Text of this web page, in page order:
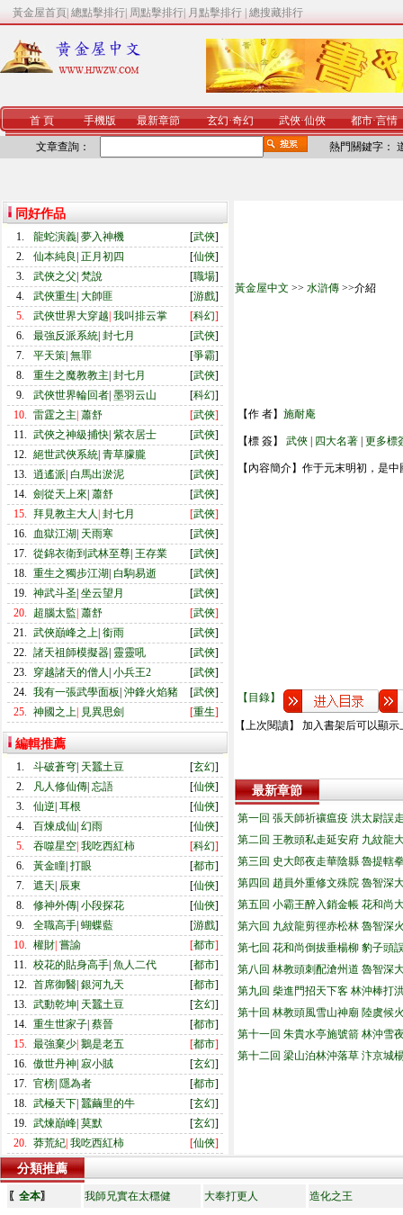
黃金屋首頁 總點擊排行 周點擊排行 月點擊排行 總搜藏排行
首 頁 手機版 最新章節 玄幻·奇幻 武俠·仙俠 都市·言情
文章查詢： 熱門關鍵字：
同好作品
1. 龍蛇演義 夢入神機 [武俠]
2.
仙本純良 正月初四 [仙俠]
3.
武俠之父 梵說 [職場]
4.
武俠重生 大帥匪 [游戲]
5.
武俠世界大穿越 我叫排云掌 [科幻]
6.
最強反派系統 封七月 [武俠]
7.
平天策 無罪 [爭霸]
8.
重生之魔教教主 封七月 [武俠]
9.
武俠世界輪回者 墨羽云山 [科幻]
10. 雷霆之主 蕭舒 [武俠]
11. 武俠之神級捕快 紫衣居士 [武俠]
12. 絕世武俠系統 青草朦朧 [武俠]
13. 逍遙派 白馬出淤泥 [武俠]
14. 劍從天上來 蕭舒 [武俠]
15. 拜見教主大人 封七月 [武俠]
16.
血獄江湖 天雨寒 [武俠]
17. 從錦衣衛到武林至尊 王存業 [武俠]
18. 重生之獨步江湖 白駒易逝 [武俠]
19. 神武斗圣 坐云望月 [武俠]
20.
超腦太監 蕭舒 [武俠]
21. 武俠巔峰之上 銜雨 [武俠]
22. 諸天祖師模擬器 靈靈吼 [武俠]
23.
穿越諸天的僧人 小兵王2 [武俠]
24. 我有一張武學面板 沖鋒火焰豬 [武俠]
25. 神國之上 見異思劍 [重生]
編輯推薦
1. 斗破蒼穹 天蠶土豆 [玄幻]
2.
凡人修仙傳 忘語 [仙俠]
3.
仙逆 耳根 [仙俠]
4.
百煉成仙 幻雨 [仙俠]
5.
吞噬星空 我吃西紅柿 [科幻]
6.
黃金瞳 打眼 [都市]
7.
遮天 辰東 [仙俠]
8.
修神外傳 小段探花 [仙俠]
9.
全職高手 蝴蝶藍 [游戲]
10. 權財 嘗諭 [都市]
11. 校花的貼身高手 魚人二代 [都市]
12. 首席御醫 銀河九天 [都市]
13. 武動乾坤 天蠶土豆 [玄幻]
14. 重生世家子 蔡晉 [都市]
15. 最強棄少 鵝是老五 [都市]
16. 傲世丹神 寂小賊 [玄幻]
17. 官榜 隱為者 [都市]
18. 武極天下 蠶繭里的牛 [玄幻]
19. 武煉巔峰 莫默 [玄幻]
20. 莽荒紀 我吃西紅柿 [仙俠]
黃金屋中文 >> 水滸傳 >>介紹
【作 者】 施耐庵
【標 簽】 武俠 四大名著 更多標
【內容簡介】作于元末明初，是
【目錄】
【上次閱讀】 加入書架后可以顯
最新章節
第一回 張天師祈禳瘟疫 洪太尉誤
第二回 王教頭私走延安府 九紋龍
第三回 史大郎夜走華陰縣 魯提轄
第四回 趙員外重修文殊院 魯智深
第五回 小霸王醉入銷金帳 花和尚
第六回 九紋龍剪徑赤松林 魯智深
第七回 花和尚倒拔垂楊柳 豹子頭
第八回 林教頭刺配滄州道 魯智深
第九回 柴進門招天下客 林沖棒打
第十回 林教頭風雪山神廟 陸虞候
第十一回 朱貴水亭施號箭 林沖雪
第十二回 梁山泊林沖落草 汴京城
分類推薦
〖 全本〗 我師兄實在太穩健 大奉打更人
造化之王